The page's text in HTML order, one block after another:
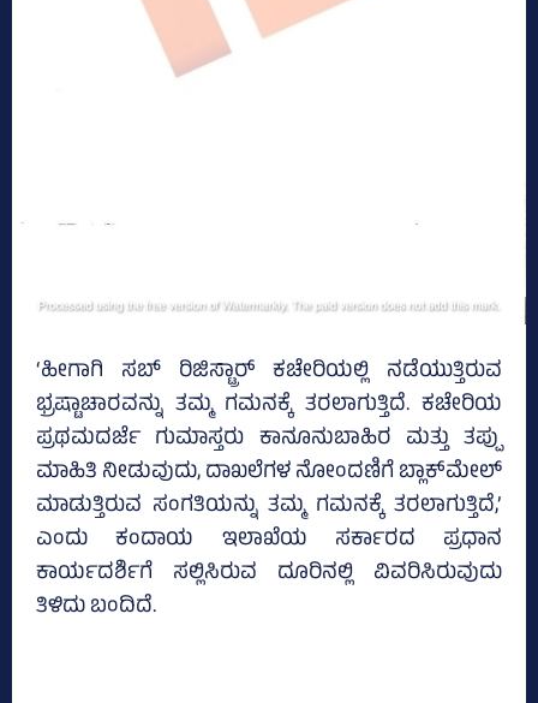
‘ಹೀಗಾಗಿ ಸಬ್‌ ರಿಜಿಸ್ಟ್ರಾರ್ ಕಚೇರಿಯಲ್ಲಿ ನಡೆಯುತ್ತಿರುವ
ಭ್ರಷ್ಟಾಚಾರವನ್ನು ತಮ್ಮ ಗಮನಕ್ಕೆ ತರಲಾಗುತ್ತಿದೆ. ಕಚೇರಿಯ
ಪ್ರಥಮದರ್ಜೆ ಗುಮಾಸ್ತರು ಕಾನೂನುಬಾಹಿರ ಮತ್ತು ತಪ್ಪು
ಮಾಹಿತಿ ನೀಡುವುದು, ದಾಖಲೆಗಳ ನೋಂದಣಿಗೆ ಬ್ಲಾಕ್‌ಮೇಲ್‌
ಮಾಡುತ್ತಿರುವ ಸಂಗತಿಯನ್ನು ತಮ್ಮ ಗಮನಕ್ಕೆ ತರಲಾಗುತ್ತಿದೆ,’
ಎಂದು ಕಂದಾಯ ಇಲಾಖೆಯ ಸರ್ಕಾರದ ಪ್ರಧಾನ
ಕಾರ್ಯದರ್ಶಿಗೆ ಸಲ್ಲಿಸಿರುವ ದೂರಿನಲ್ಲಿ ವಿವರಿಸಿರುವುದು
ತಿಳಿದು ಬಂದಿದೆ.